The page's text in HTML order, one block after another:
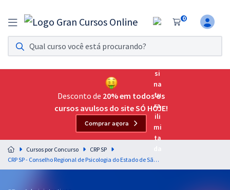
0
Assinatura Ilimitada 11
Acesso a todos os cursos. Teste grátis por 7 dias!
Assinatura OAB Até Passar
Acesso ilimitado a toda preparação para o Exame da
Residências Multiprofissionais
Preparação completa e intensiva para as principais
residências em saúde do Brasil
Desconto de 20% em todos os
cursos avulsos do site SÓ HOJE!
Comprar agora
Cursos por Concurso
CRP SP
CRP SP - Conselho Regional de Psicologia do Estado de São Paulo - Técnico Especializado em Suporte Administrativo - Técnico em Administração